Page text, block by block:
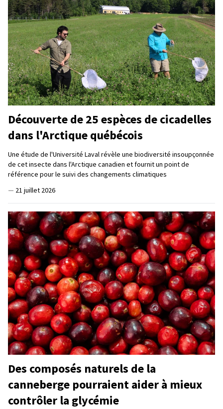
Découverte de 25 espèces de cicadelles
dans l'Arctique québécois
Une étude de l'Université Laval révèle une biodiversité insoupçonnée
de cet insecte dans l'Arctique canadien et fournit un point de
référence pour le suivi des changements climatiques
— 21 juillet 2026
Des composés naturels de la
canneberge pourraient aider à mieux
contrôler la glycémie